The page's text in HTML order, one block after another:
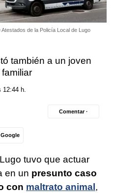
de la Policía Local de Lugo
también a un joven
12:44 h.
Comentar ·
tuvo que actuar
en un presunto caso
con maltrato animal ,